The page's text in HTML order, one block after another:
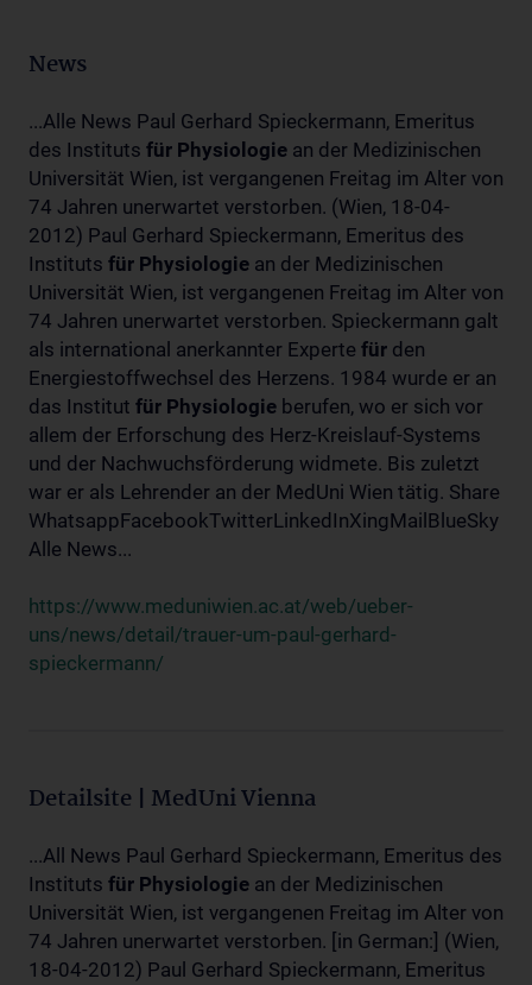
News
...Alle News Paul Gerhard Spieckermann, Emeritus
des Instituts für Physiologie an der Medizinischen
Universität Wien, ist vergangenen Freitag im Alter von
74 Jahren unerwartet verstorben. (Wien, 18-04-
2012) Paul Gerhard Spieckermann, Emeritus des
Instituts für Physiologie an der Medizinischen
Universität Wien, ist vergangenen Freitag im Alter von
74 Jahren unerwartet verstorben. Spieckermann galt
als international anerkannter Experte für den
Energiestoffwechsel des Herzens. 1984 wurde er an
das Institut für Physiologie berufen, wo er sich vor
allem der Erforschung des Herz-Kreislauf-Systems
und der Nachwuchsförderung widmete. Bis zuletzt
war er als Lehrender an der MedUni Wien tätig. Share
WhatsappFacebookTwitterLinkedInXingMailBlueSky
Alle News...
https://www.meduniwien.ac.at/web/ueber-
uns/news/detail/trauer-um-paul-gerhard-
spieckermann/
Detailsite | MedUni Vienna
...All News Paul Gerhard Spieckermann, Emeritus des
Instituts für Physiologie an der Medizinischen
Universität Wien, ist vergangenen Freitag im Alter von
74 Jahren unerwartet verstorben. [in German:] (Wien,
18-04-2012) Paul Gerhard Spieckermann, Emeritus